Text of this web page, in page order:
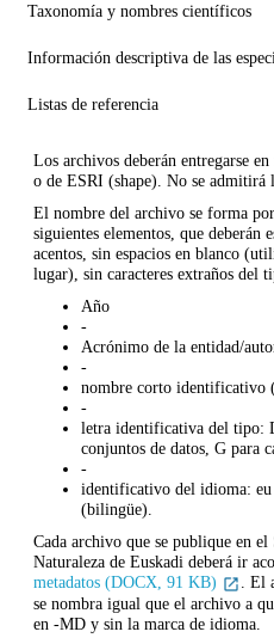
Taxonomía y nombres científicos
Información descriptiva de las
Listas de referencia
Los archivos deberán entregarse
o de ESRI (shape). No se admitirá
El nombre del archivo se forma
siguientes elementos, que deberán
acentos, sin espacios en blanco
lugar), sin caracteres extraños del
Año
-
Acrónimo de la entidad/
-
nombre corto identificativo
-
letra identificativa del tipo:
conjuntos de datos, G para
-
identificativo del idioma: eu
(bilingüe).
Cada archivo que se publique en
Naturaleza de Euskadi deberá ir
metadatos (DOCX, 91 KB)
.
se nombra igual que el archivo a
en -MD y sin la marca de idioma.